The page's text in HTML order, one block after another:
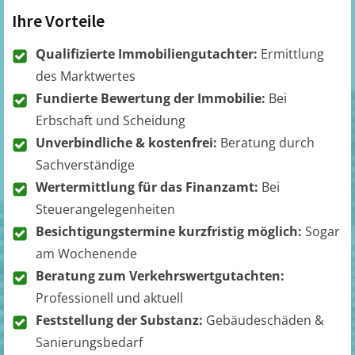
Ihre Vorteile
Qualifizierte Immobiliengutachter: Ermittlung
des Marktwertes
Fundierte Bewertung der Immobilie: Bei
Erbschaft und Scheidung
Unverbindliche & kostenfrei: Beratung durch
Sachverständige
Wertermittlung für das Finanzamt: Bei
Steuerangelegenheiten
Besichtigungstermine kurzfristig möglich: Sogar
am Wochenende
Beratung zum Verkehrswertgutachten:
Professionell und aktuell
Feststellung der Substanz: Gebäudeschäden &
Sanierungsbedarf